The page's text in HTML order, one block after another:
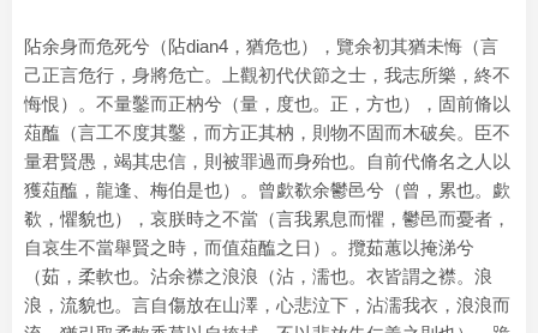
阽余身而危死兮（阽dian4，猶危也），覽余初其猶未悔（言
己正言危行，身將危亡。上觀初代伏節之士，我志所樂，終不
悔恨）。不量鑿而正枘兮（量，度也。正，方也），固前脩以
葅醢（言工不度其鑿，而方正其枘，則物不固而木破矣。臣不
量君賢愚，竭其忠信，則被罪過而身殆也。自前代脩名之人以
獲葅醢，龍逢、梅伯是也）。曾歔欷余鬱邑兮（曾，累也。歔
欷，懼貌也），哀朕時之不當（言我累息而懼，鬱邑而憂者，
自哀生不當舉賢之時，而值葅醢之日）。攬茹蕙以掩涕兮
（茹，柔軟也。沾余襟之浪浪（沾，濡也。衣皆謂之襟。浪
浪，流貌也。言自傷放在山澤，心悲泣下，沾濡我衣，浪浪而